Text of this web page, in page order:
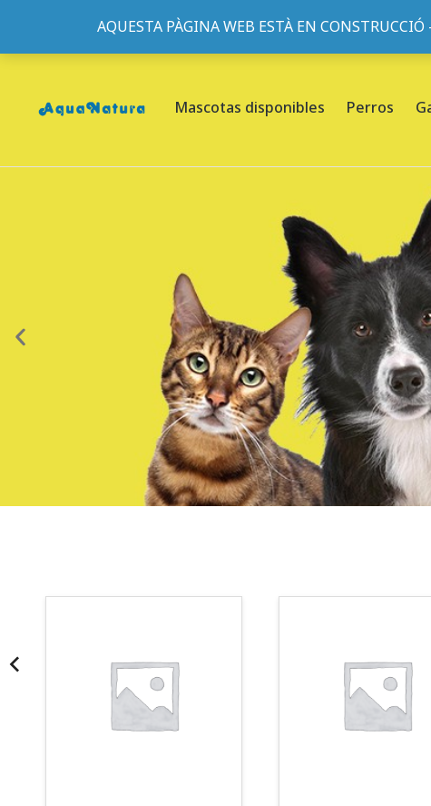
AQUESTA PÀGINA WEB ESTÀ EN
933095977-933152057-933103463- C/ de Roger de Flor,
Mascotas disponibles Perros
¡Somos Aquanatura!